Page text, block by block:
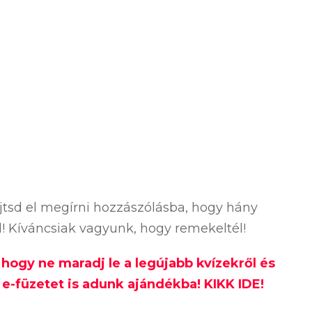
el megírni hozzászólásba, hogy hány
Kíváncsiak vagyunk, hogy remekeltél!
ne maradj le a legújabb kvízekről és
füzetet is adunk ajándékba! KIKK IDE!